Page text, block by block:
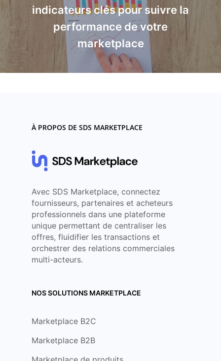
indicateurs clés pour suivre la
performance de votre
marketplace
À PROPOS DE SDS MARKETPLACE
Avec SDS Marketplace, connectez
fournisseurs, partenaires et acheteurs
professionnels dans une plateforme
unique permettant de centraliser les
offres, fluidifier les transactions et
orchestrer des relations commerciales
multi-acteurs.
NOS SOLUTIONS MARKETPLACE
Marketplace B2C
Marketplace B2B